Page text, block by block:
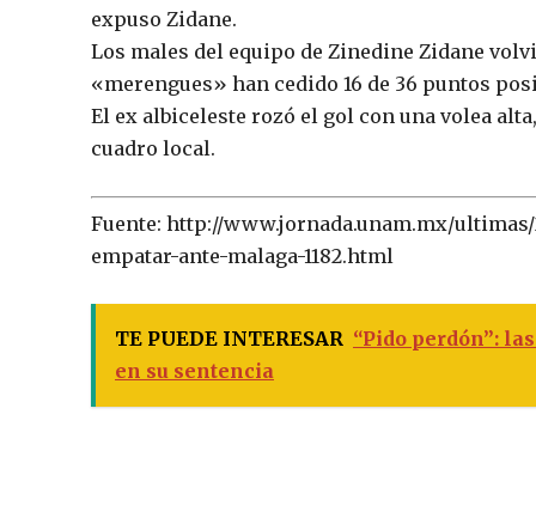
expuso Zidane.
Los males del equipo de Zinedine Zidane
«merengues» han cedido 16 de 36 puntos
El ex albiceleste rozó el gol con una volea
cuadro local.
Fuente: http://www.jornada.unam.mx/
empatar-ante-malaga-1182.html
TE PUEDE INTERESAR “Pido perdón”:
en su sentencia